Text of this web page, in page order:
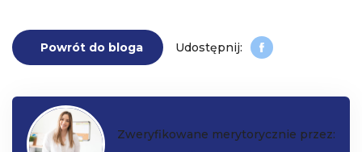
Powrót do bloga
Zweryfikowane merytorycznie przez: